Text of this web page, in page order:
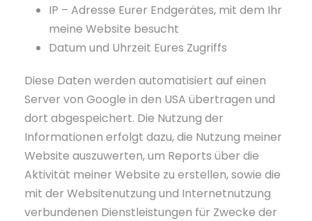
IP – Adresse Eurer Endgerätes, mit dem Ihr
meine Website besucht
Datum und Uhrzeit Eures Zugriffs
Diese Daten werden automatisiert auf einen
Server von Google in den USA übertragen und
dort abgespeichert. Die Nutzung der
Informationen erfolgt dazu, die Nutzung meiner
Website auszuwerten, um Reports über die
Aktivität meiner Website zu erstellen, sowie die
mit der Websitenutzung und Internetnutzung
verbundenen Dienstleistungen für Zwecke der